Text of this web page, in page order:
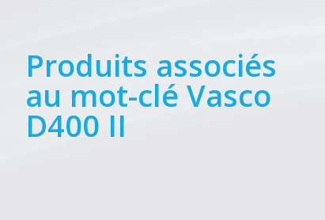
Produits associés
au mot-clé Vasco
D400 II